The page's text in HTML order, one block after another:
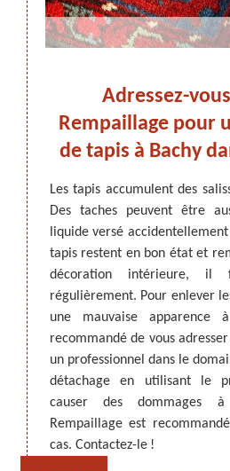
ARTISAN DEZITTER ,
CANNAGE -
Rempaillage fauteuil,
chaises et sièges 59
à
au-
il est
une
un
vous
les
un
Adressez-
Rempaillage pour
de tapis à Bachy
Les tapis accumulent des
Des taches peuvent être
liquide versé accidentellement
tapis restent en bon état et
décoration intérieure, il
régulièrement. Pour enlever
une mauvaise
recommandé de vous
un professionnel dans le
détachage en utilisant le
causer des dommages
Rempaillage est
cas. Contactez-le !